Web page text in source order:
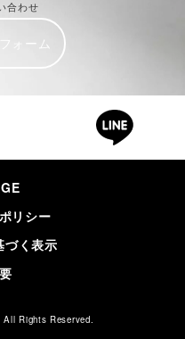
合わせ
ォーム
リシー
づく表示
Rights Reserved.